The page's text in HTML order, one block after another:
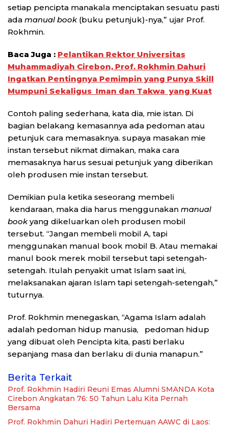
setiap pencipta manakala menciptakan sesuatu pasti
ada manual book(buku petunjuk)-nya,” ujar Prof.
Rokhmin.
Baca Juga : Pelantikan Rektor Universitas
Muhammadiyah Cirebon, Prof. Rokhmin Dahuri
Ingatkan Pentingnya Pemimpin yang Punya Skill
Mumpuni Sekaligus Iman dan Takwa yang Kuat
Contoh paling sederhana, kata dia, mie istan. Di
bagian belakang kemasannya ada pedoman atau
petunjuk cara memasaknya. supaya masakan mie
instan tersebut nikmat dimakan, maka cara
memasaknya harus sesuai petunjuk yang diberikan
oleh produsen mie instan tersebut.
Demikian pula ketika seseorang membeli
kendaraan, maka dia harus menggunakan manual
bookyang dikeluarkan oleh produsen mobil
tersebut. “Jangan membeli mobil A, tapi
menggunakan manual book mobil B. Atau memakai
manul book merek mobil tersebut tapi setengah-
setengah. Itulah penyakit umat Islam saat ini,
melaksanakan ajaran Islam tapi setengah-setengah,”
tuturnya.
Prof. Rokhmin menegaskan, “Agama Islam adalah
adalah pedoman hidup manusia, pedoman hidup
yang dibuat oleh Pencipta kita, pasti berlaku
sepanjang masa dan berlaku di dunia manapun.”
Berita Terkait
Prof. Rokhmin Hadiri Reuni Emas Alumni SMANDA Kota
Cirebon Angkatan 76: 50 Tahun Lalu Kita Pernah
Bersama
Prof. Rokhmin Dahuri Hadiri Pertemuan AAWC di Laos: